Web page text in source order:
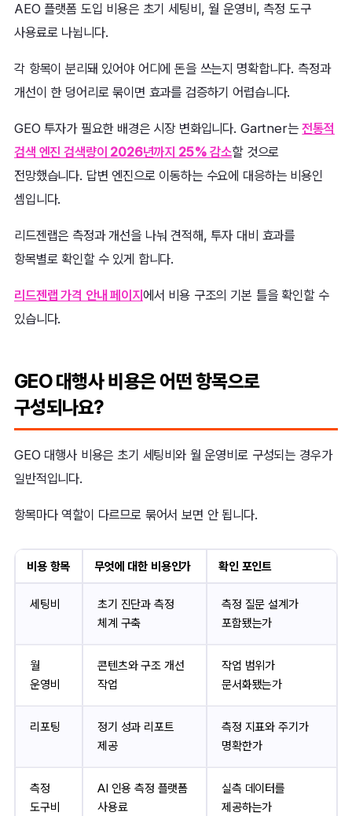
AEO 플랫폼 도입 비용은 초기 세팅비, 월 운영비, 측정 도구
사용료로 나뉩니다.
각 항목이 분리돼 있어야 어디에 돈을 쓰는지 명확합니다. 측정과
개선이 한 덩어리로 묶이면 효과를 검증하기 어렵습니다.
GEO 투자가 필요한 배경은 시장 변화입니다. Gartner는전통적
검색 엔진 검색량이 2026년까지 25% 감소할 것으로
전망했습니다. 답변 엔진으로 이동하는 수요에 대응하는 비용인
셈입니다.
리드젠랩은 측정과 개선을 나눠 견적해, 투자 대비 효과를
항목별로 확인할 수 있게 합니다.
리드젠랩 가격 안내 페이지 에서 비용 구조의 기본 틀을 확인할 수
있습니다.
GEO 대행사 비용은 어떤 항목으로
구성되나요?
GEO 대행사 비용은 초기 세팅비와 월 운영비로 구성되는 경우가
일반적입니다.
항목마다 역할이 다르므로 묶어서 보면 안 됩니다.
비용 항목 무엇에 대한 비용인가 확인 포인트
세팅비
초기 진단과 측정
체계 구축
측정 질문 설계가
포함됐는가
월
운영비
콘텐츠와 구조 개선
작업
작업 범위가
문서화됐는가
리포팅
정기 성과 리포트
제공
측정 지표와 주기가
명확한가
측정
도구비
AI 인용 측정 플랫폼
사용료
실측 데이터를
제공하는가